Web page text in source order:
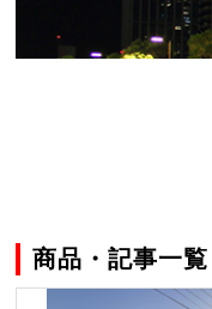
商品・記事一覧